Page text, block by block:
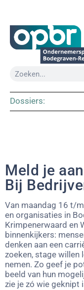
Dossiers:
Meld je
Bij
Van maandag 16 t/
en organisaties in
Krimpenerwaard en
binnenkijkers:
denken aan een
zoeken, stage willen
nemen. Zo geef je
beeld van hun
zie je zó wie geknipt